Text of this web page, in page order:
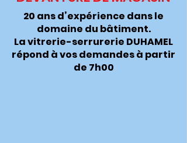
20 ans d’expérience dans le
domaine du bâtiment.
La vitrerie-serrurerie DUHAMEL
répond à vos demandes à partir
de 7h00